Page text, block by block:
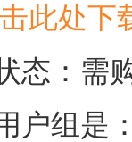
此处下
态：需
户组是